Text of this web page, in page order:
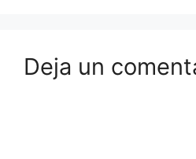
Deja un